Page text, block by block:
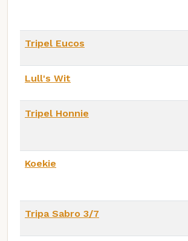
Tripel Eucos
Lull's Wit
Tripel Honnie
Koekie
Tripa Sabro 3/7